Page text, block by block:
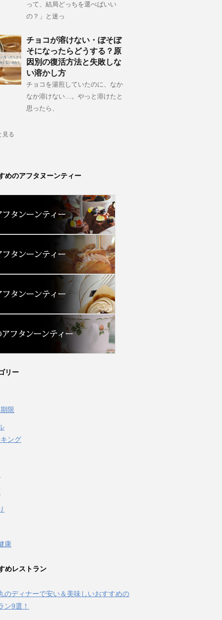
って、結局どっちを選べばいい
の？」と迷っ
チョコが溶けない・ぼそぼ
そになったらどうする？原
因別の復活方法と失敗しな
い溶かし方
チョコを湯煎していたのに、なか
なか溶けない…。やっと溶けたと
思ったら、
見る
めのアフタヌーンティー
リー
限
ング
康
めレストラン
のディナーで安い＆美味しいおすすめの
ン9選！